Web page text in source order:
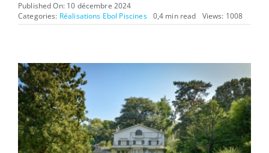
Published On: 10 décembre 2024
Categories: Réalisations Ebol Piscines 0,4 min read Views: 1008